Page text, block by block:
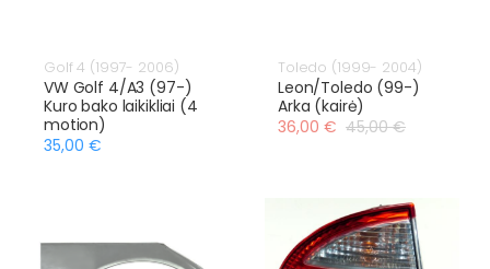
Golf 4 (1997- 2006)
VW Golf 4/A3 (97-)
Kuro bako laikikliai (4
motion)
35,00 €
Toledo (1999- 2004)
Leon/Toledo (99-)
Arka (kairė)
36,00 € 45,00 €